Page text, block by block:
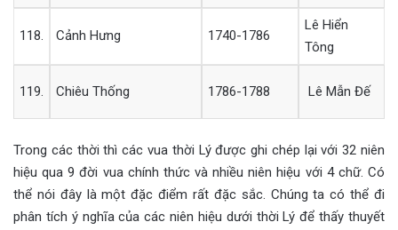
118. Cảnh Hưng 1740-1786
Lê Hiển
Tông
119. Chiêu Thống 1786-1788 Lê Mẫn Đế
Trong các thời thì các vua thời Lý được ghi chép lại với 32 niên
hiệu qua 9 đời vua chính thức và nhiều niên hiệu với 4 chữ. Có
thể nói đây là một đặc điểm rất đặc sắc. Chúng ta có thể đi
phân tích ý nghĩa của các niên hiệu dưới thời Lý để thấy thuyết